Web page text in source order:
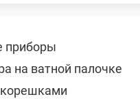
приборы
на ватной палочке